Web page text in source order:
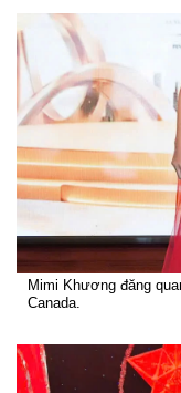
Mimi Khương đăng
Canada.